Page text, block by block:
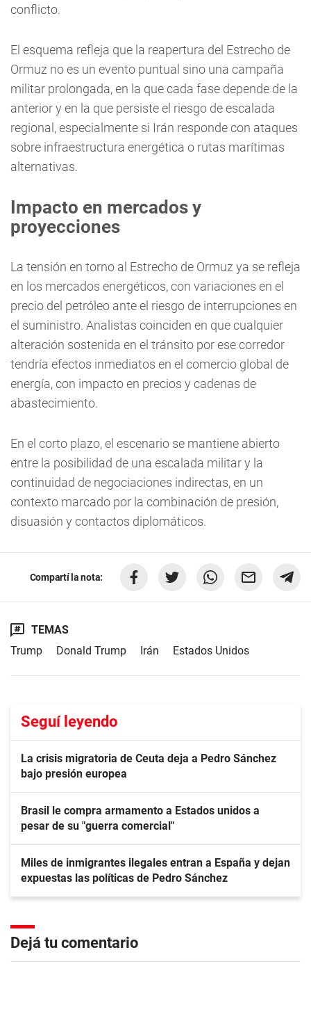
conflicto.
El esquema refleja que la reapertura del Estrecho de
Ormuz no es un evento puntual sino una campaña
militar prolongada, en la que cada fase depende de la
anterior y en la que persiste el riesgo de escalada
regional, especialmente si Irán responde con ataques
sobre infraestructura energética o rutas marítimas
alternativas.
Impacto en mercados y
proyecciones
La tensión en torno al Estrecho de Ormuz ya se refleja
en los mercados energéticos, con variaciones en el
precio del petróleo ante el riesgo de interrupciones en
el suministro. Analistas coinciden en que cualquier
alteración sostenida en el tránsito por ese corredor
tendría efectos inmediatos en el comercio global de
energía, con impacto en precios y cadenas de
abastecimiento.
En el corto plazo, el escenario se mantiene abierto
entre la posibilidad de una escalada militar y la
continuidad de negociaciones indirectas, en un
contexto marcado por la combinación de presión,
disuasión y contactos diplomáticos.
Compartí la nota:
TEMAS
Trump
Donald Trump Irán Estados Unidos
Seguí leyendo
La crisis migratoria de Ceuta deja a Pedro Sánchez
bajo presión europea
Brasil le compra armamento a Estados unidos a
pesar de su "guerra comercial"
Miles de inmigrantes ilegales entran a España y dejan
expuestas las políticas de Pedro Sánchez
Dejá tu comentario